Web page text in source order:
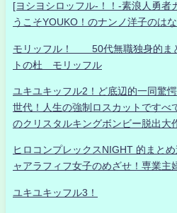
[ヨシヨシロッフル-！！-素浪人勇者
うこそYOUKO！のナンノ洋子のは
モリッフル！ 50代無職独身的ま
トの杜 モリッフル
ユキユキッフル2！ど底辺的一同驚
世代！人生の強制ロスカットですべ
のクリスタルキングボンビー脱出大
ヒロコンプレックスNIGHT 的まと
ャアラフィフ女子のめざせ！専業主
ユキユキッフル3！